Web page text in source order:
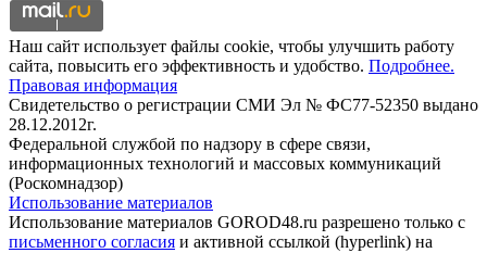
Наш сайт использует файлы cookie, чтобы улучшить работу
сайта, повысить его эффективность и удобство. Подробнее.
Правовая информация
Свидетельство о регистрации СМИ Эл № ФС77-52350 выдано
28.12.2012г.
Федеральной службой по надзору в сфере связи,
информационных технологий и массовых коммуникаций
(Роскомнадзор)
Использование материалов
Использование материалов GOROD48.ru разрешено только с
письменного согласия и активной ссылкой (hyperlink) на